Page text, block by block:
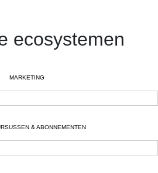
ecosystemen
MARKETING
& ABONNEMENTEN